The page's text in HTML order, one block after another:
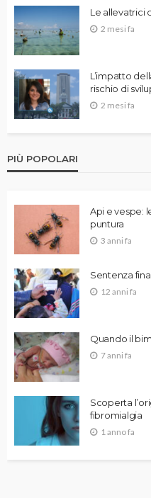
Le allevatrici
2 mesi fa
L’impatto
rischio di
2 mesi fa
PIÙ POPOLARI
Api e vespe:
puntura
3 anni fa
Sentenza
12 anni fa
Quando il
7 anni fa
Scoperta
fibromialgia
1 anno fa